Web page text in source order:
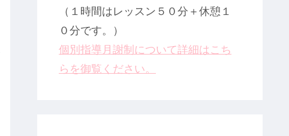
（１時間はレッスン５０分＋休憩１
０分です。）
個別指導月謝制について詳細はこち
らを御覧ください。